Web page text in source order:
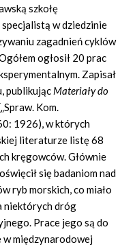
szkołę
w dziedzinie
zagadnień cyklów
ogłosił 20 prac
Zapisał
publikując Materiały do
Kom.
1926), w których
literaturze listę 68
kręgowców. Głównie
się badaniom nad
ryb morskich, co miało
niektórych dróg
Prace jego są do
międzynarodowej